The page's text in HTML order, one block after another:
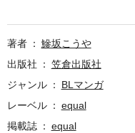
著者
鰺坂こうや
出版社
笠倉出版社
ジャンル
BLマンガ
レーベル
equal
掲載誌
equal